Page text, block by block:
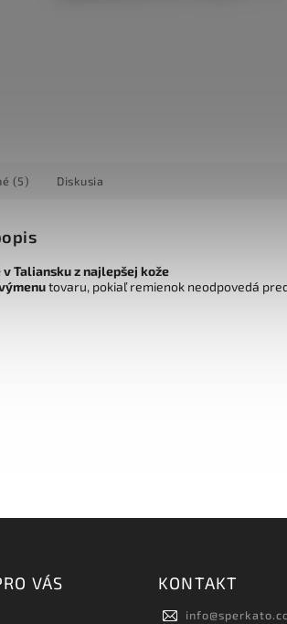
(5) Diskusia
v Taliansku z najlepšej kože
tovaru, pokiaľ remienok neodpovedá
VÁS KONTAKT
info@